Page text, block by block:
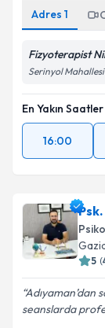
Adres 1
Fizyoterapist
Serinyol Mahallesi
En Yakın Saatler
16:00
5 (
Adıyaman’dan
seanslarda